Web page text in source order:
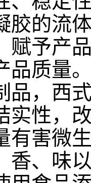
胶的流
赋予产
品质量
品，西
实性，
有害微
香、味